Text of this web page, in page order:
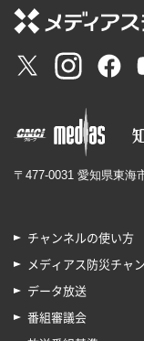
〒477-0031 愛知県東海
チャンネルの使い方
メディアス防災チャ
データ放送
番組審議会